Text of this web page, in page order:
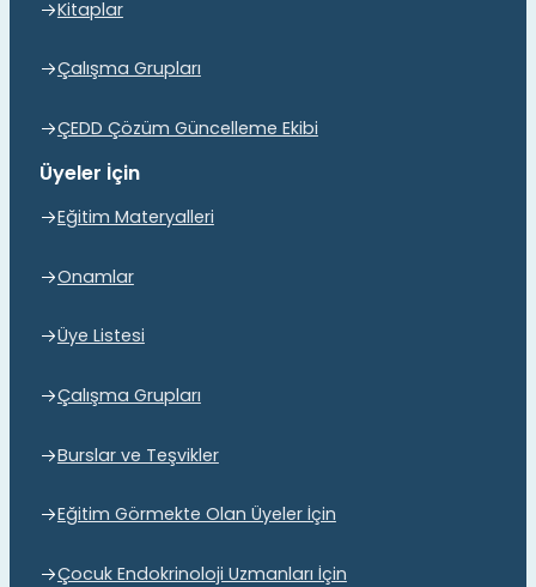
Kitaplar
Çalışma Grupları
ÇEDD Çözüm Güncelleme Ekibi
Üyeler İçin
Eğitim Materyalleri
Onamlar
Üye Listesi
Çalışma Grupları
Burslar ve Teşvikler
Eğitim Görmekte Olan Üyeler İçin
Çocuk Endokrinoloji Uzmanları İçin